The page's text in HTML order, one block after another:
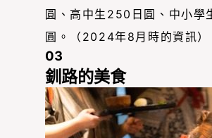
圓、高中生250日圓、中小學
圓。（2024年8月時的資訊）
03
釧路的美食